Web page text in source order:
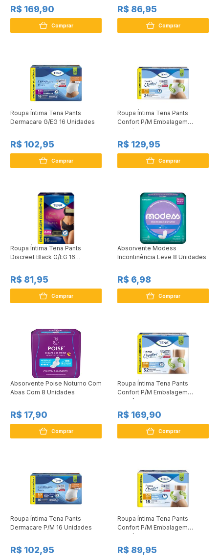
R$ 169,90
Comprar
R$ 86,95
Comprar
Roupa Íntima Tena Pants
Dermacare G/EG 16 Unidades
R$ 102,95
Comprar
Roupa Íntima Tena Pants
Confort P/M Embalagem
Econômica 24 Unidades
R$ 129,95
Comprar
Roupa Íntima Tena Pants
Discreet Black G/EG 16
R$ 81,95
Comprar
Absorvente Modess
Incontinência Leve 8 Unidades
R$ 6,98
Comprar
Absorvente Poise Noturno Com
Abas Com 8 Unidades
R$ 17,90
Comprar
Roupa Íntima Tena Pants
Confort P/M Embalagem
Econômica 32 unidades
R$ 169,90
Comprar
Roupa Íntima Tena Pants
Dermacare P/M 16 Unidades
R$ 102,95
Roupa Íntima Tena Pants
Confort P/M Embalagem
Econômica 16 Unidades
R$ 89,95